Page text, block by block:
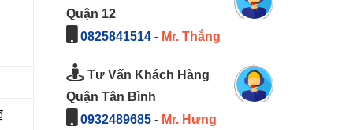
Quận 12
0825841514- Mr. Thắng
Tư Vấn Khách Hàng
Quận Tân Bình
0932489685- Mr. Hưng